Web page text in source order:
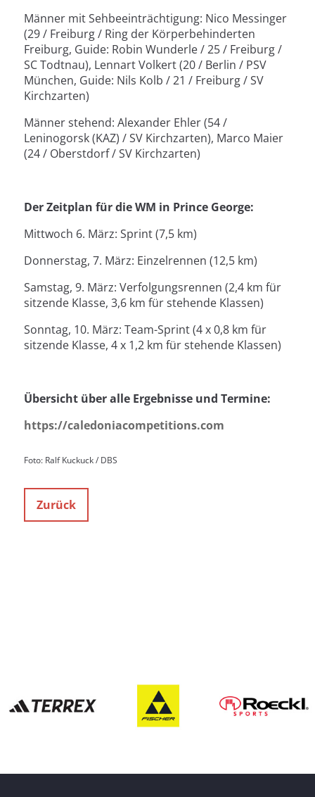
Männer mit Sehbeeinträchtigung: Nico Messinger
(29 / Freiburg / Ring der Körperbehinderten
Freiburg, Guide: Robin Wunderle / 25 / Freiburg /
SC Todtnau), Lennart Volkert (20 / Berlin / PSV
München, Guide: Nils Kolb / 21 / Freiburg / SV
Kirchzarten)
Männer stehend: Alexander Ehler (54 /
Leninogorsk (KAZ) / SV Kirchzarten), Marco Maier
(24 / Oberstdorf / SV Kirchzarten)
Der Zeitplan für die WM in Prince George:
Mittwoch 6. März: Sprint (7,5 km)
Donnerstag, 7. März: Einzelrennen (12,5 km)
Samstag, 9. März: Verfolgungsrennen (2,4 km für
sitzende Klasse, 3,6 km für stehende Klassen)
Sonntag, 10. März: Team-Sprint (4 x 0,8 km für
sitzende Klasse, 4 x 1,2 km für stehende Klassen)
Übersicht über alle Ergebnisse und Termine:
https://caledoniacompetitions.com
Foto: Ralf Kuckuck / DBS
Zurück